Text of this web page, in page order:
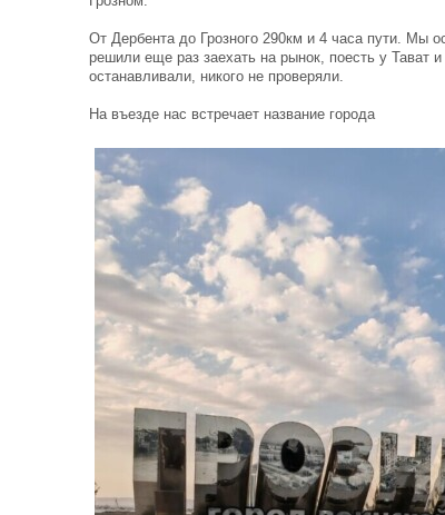
От Дербента до Грозного 290км и 4 часа пути. Мы
решили еще раз заехать на рынок, поесть у Тават
останавливали, никого не проверяли.
На въезде нас встречает название города